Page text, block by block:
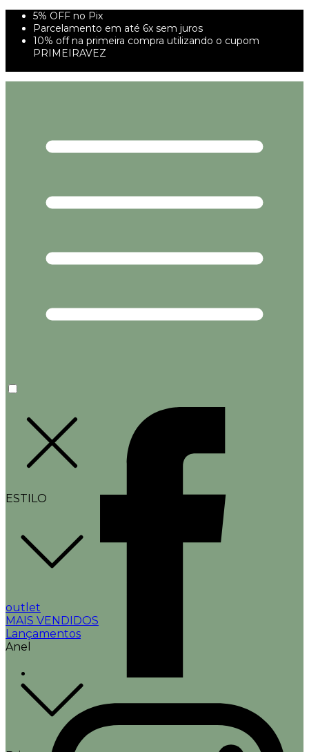
5% OFF no Pix
Parcelamento em até 6x sem juros
10% off na primeira compra utilizando o cupom
PRIMEIRAVEZ
ESTILO
outlet
MAIS VENDIDOS
Lançamentos
Anel